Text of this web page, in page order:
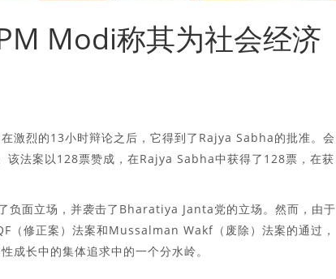
Modi称其为社会经济
激烈的13小时辩论之后，它得到了Rajya Sabha的批准。会
法案以128票赞成，在Rajya Sabha中获得了128票，在获
面立场，并袭击了Bharatiya Janta党的立场。然而，由于
（修正案）法案和Mussalman Wakf（废除）法案的通过，
成长中的集体追求中的一个分水岭。